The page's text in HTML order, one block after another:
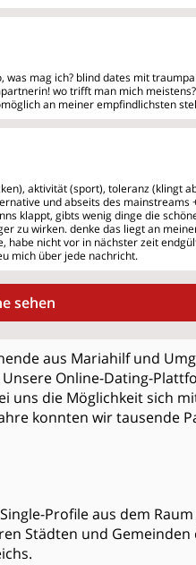
was mag ich? blind dates mit
wo trifft man mich
an meiner empfindlichsten
aktivität (sport), toleranz (klingt
und abseits des mainstreams
klappt, gibts wenig dinge die
zu wirken. denke das liegt an
habe nicht vor in nächster zeit
mich über jede nachricht.
sehen
aus Mariahilf und
Online-Dating-
uns die Möglichkeit sich
konnten wir tausende
Profile aus dem
Städten und Gemeinden